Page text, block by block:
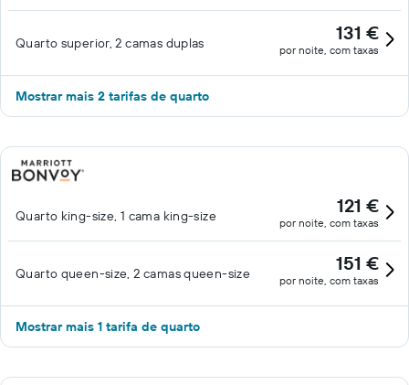
Quarto superior, 2 camas duplas 131 €
por noite, com taxas
Mostrar mais 2 tarifas de quarto
Quarto king-size, 1 cama king-size 121 €
por noite, com taxas
Quarto queen-size, 2 camas queen-size 151 €
por noite, com taxas
Mostrar mais 1 tarifa de quarto